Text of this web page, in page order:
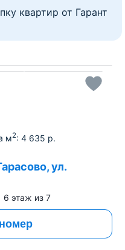
Все фото
м2: 4 635 р.
ул.
6 этаж из 7
квартир от Гарант